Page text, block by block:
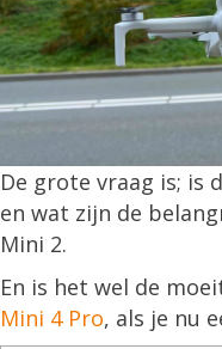
De grote vraag is; is
en wat zijn de
Mini 2.
En is het wel de
Mini 4 Pro, als je nu